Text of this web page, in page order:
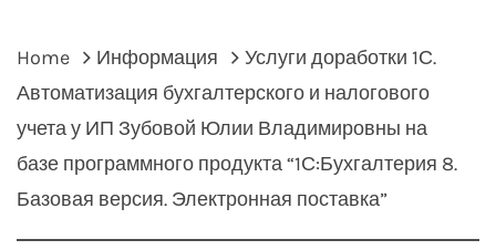
Home Информация
Услуги доработки 1С.
Автоматизация бухгалтерского и налогового
учета у ИП Зубовой Юлии Владимировны на
базе программного продукта “1С:Бухгалтерия 8.
Базовая версия. Электронная поставка”